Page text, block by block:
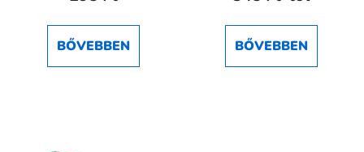
BŐVEBBEN BŐVEBBEN